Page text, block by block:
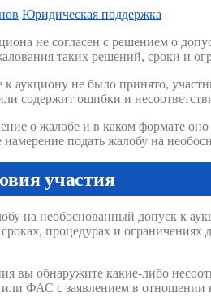
Юридическая поддержка
не согласен с решением о
таких решений, сроки и
аукциону не было принято,
содержит ошибки и
о жалобе и в каком формате
подать жалобу на
участия
на необоснованный допуск к
процедурах и ограничениях
вы обнаружите какие-либо
ФАС с заявлением в отношении